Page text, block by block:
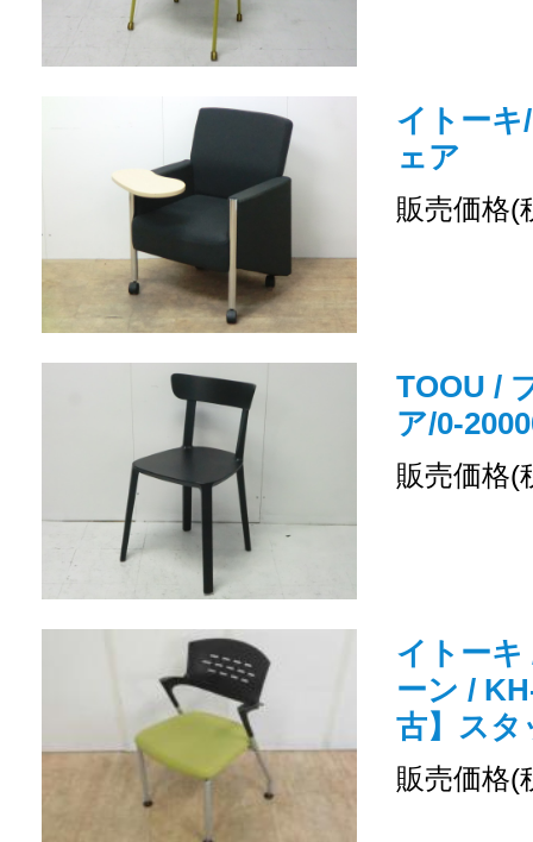
イトー
ェア
販売価格(
TOOU /
ア/0-
販売価格(
イトー
ーン /
古】スタ
販売価格(